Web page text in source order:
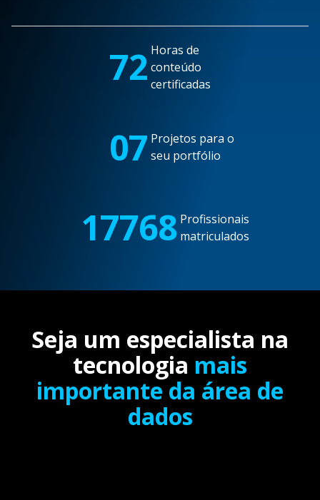
72 Horas de
conteúdo
certificadas
07 Projetos para o
seu portfólio
17768 Profissionais
matriculados
Seja um especialista na
tecnologia mais
importante da área de
dados